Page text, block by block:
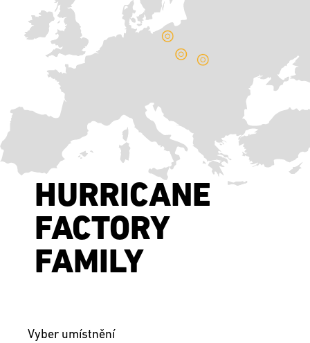
HURRICANE
FACTORY
FAMILY
Vyber umístnění